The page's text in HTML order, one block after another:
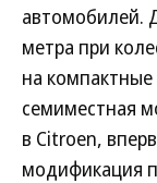
автомобилей.
метра при
на
семиместная
в Citroen,
модификация